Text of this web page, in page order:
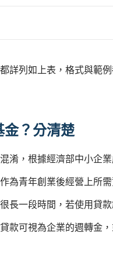
詳列如上表，格式與範
金？分清楚
淆，根據經濟部中小企
為青年創業後經營上所
長一段時間，若使用貸
款可視為企業的週轉金